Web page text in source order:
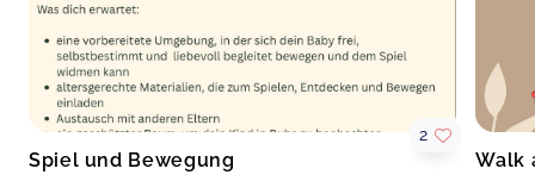
Spiel und Bewegung
2
Walk